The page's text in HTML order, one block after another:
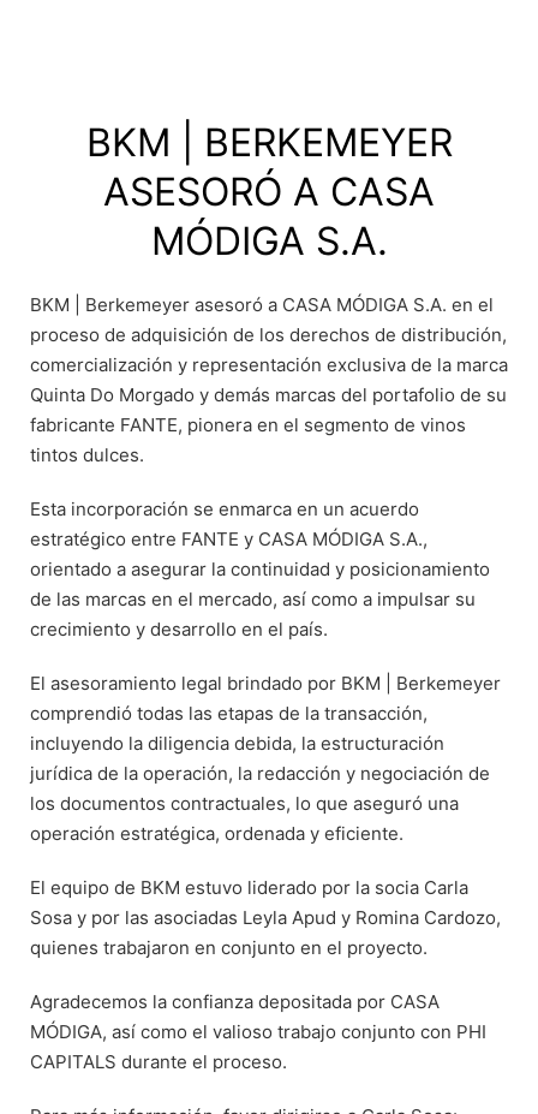
BKM | BERKEMEYER
ASESORÓ A CASA
MÓDIGA S.A.
BKM | Berkemeyer asesoró a CASA MÓDIGA S.A. en el
proceso de adquisición de los derechos de distribución,
comercialización y representación exclusiva de la marca
Quinta Do Morgado y demás marcas del portafolio de su
fabricante FANTE, pionera en el segmento de vinos
tintos dulces.
Esta incorporación se enmarca en un acuerdo
estratégico entre FANTE y CASA MÓDIGA S.A.,
orientado a asegurar la continuidad y posicionamiento
de las marcas en el mercado, así como a impulsar su
crecimiento y desarrollo en el país.
El asesoramiento legal brindado por BKM | Berkemeyer
comprendió todas las etapas de la transacción,
incluyendo la diligencia debida, la estructuración
jurídica de la operación, la redacción y negociación de
los documentos contractuales, lo que aseguró una
operación estratégica, ordenada y eficiente.
El equipo de BKM estuvo liderado por la socia Carla
Sosa y por las asociadas Leyla Apud y Romina Cardozo,
quienes trabajaron en conjunto en el proyecto.
Agradecemos la confianza depositada por CASA
MÓDIGA, así como el valioso trabajo conjunto con PHI
CAPITALS durante el proceso.